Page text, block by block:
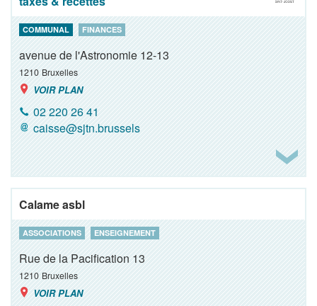
COMMUNAL FINANCES
avenue de l'Astronomie 12-13
1210 Bruxelles
VOIR PLAN
02 220 26 41
caisse@sjtn.brussels
Calame asbl
ASSOCIATIONS ENSEIGNEMENT
Rue de la Pacification 13
1210 Bruxelles
VOIR PLAN